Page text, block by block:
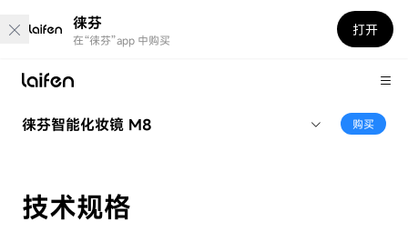
徕芬
在“徕芬”app 中购买
打开
徕芬智能化妆镜 M8 购买
技术规格